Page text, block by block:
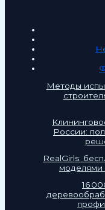
Методы
России:
RealGirls:
16
профи